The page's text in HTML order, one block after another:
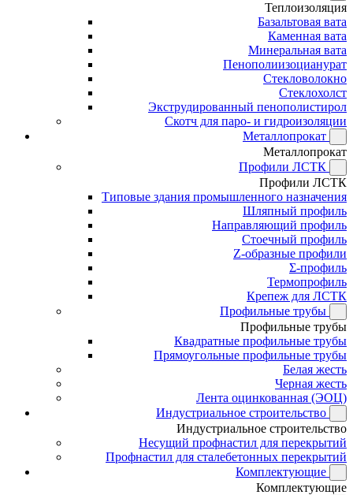
Теплоизоляция
Базальтовая вата
Каменная вата
Минеральная вата
Пенополиизоцианурат
Стекловолокно
Стеклохолст
Экструдированный пенополистирол
Скотч для паро- и гидроизоляции
Металлопрокат
Металлопрокат
Профили ЛСТК
Профили ЛСТК
Типовые здания промышленного назначения
Шляпный профиль
Направляющий профиль
Стоечный профиль
Z-образные профили
Σ-профиль
Термопрофиль
Крепеж для ЛСТК
Профильные трубы
Профильные трубы
Квадратные профильные трубы
Прямоугольные профильные трубы
Белая жесть
Черная жесть
Лента оцинкованная (ЭОЦ)
Индустриальное строительство
Индустриальное строительство
Несущий профнастил для перекрытий
Профнастил для сталебетонных перекрытий
Комплектующие
Комплектующие